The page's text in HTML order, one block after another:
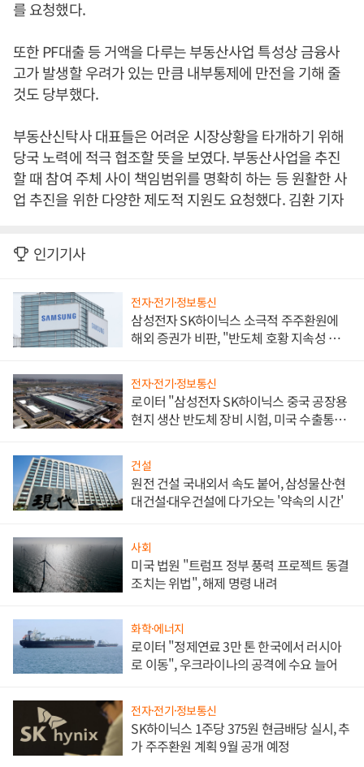
를 요청했다.
또한 PF대출 등 거액을 다루는 부동산사업 특성상 금융사
고가 발생할 우려가 있는 만큼 내부통제에 만전을 기해 줄
것도 당부했다.
부동산신탁사 대표들은 어려운 시장상황을 타개하기 위해
당국 노력에 적극 협조할 뜻을 보였다. 부동산사업을 추진
할 때 참여 주체 사이 책임범위를 명확히 하는 등 원활한 사
업 추진을 위한 다양한 제도적 지원도 요청했다. 김환 기자
인기기사
전자·전기·정보통신
삼성전자 SK하이닉스 소극적 주주환원에
해외 증권가 비판, "반도체 호황 지속성 의
전자·전기·정보통신
로이터 "삼성전자 SK하이닉스 중국 공장용
현지 생산 반도체 장비 시험, 미국 수출통제
건설
원전 건설 국내외서 속도 붙어, 삼성물산·현
대건설·대우건설에 다가오는 '약속의 시간'
사회
미국 법원 "트럼프 정부 풍력 프로젝트 동결
조치는 위법", 해제 명령 내려
화학·에너지
로이터 "정제연료 3만 톤 한국에서 러시아
로 이동", 우크라이나의 공격에 수요 늘어
전자·전기·정보통신
SK하이닉스 1주당 375원 현금배당 실시, 추
가 주주환원 계획 9월 공개 예정